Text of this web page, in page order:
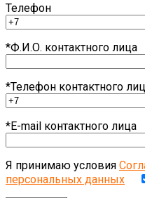
Телефон
*Ф.И.О. контактного лица
*Телефон контактного
*E-mail контактного лица
Я принимаю условия
персональных данных